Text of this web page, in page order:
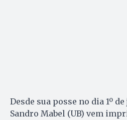
Desde sua posse no dia 1º
Sandro Mabel (UB) vem